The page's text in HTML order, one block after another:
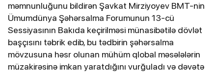
məmnunluğunu bildirən Şavkat Mirziyoyev BMT-nin
Ümumdünya Şəhərsalma Forumunun 13-cü
Sessiyasının Bakıda keçirilməsi münasibətilə dövlət
başçısını təbrik edib, bu tədbirin şəhərsalma
mövzusuna həsr olunan mühüm qlobal məsələlərin
müzakirəsinə imkan yaratdığını vurğuladı və dəvətə